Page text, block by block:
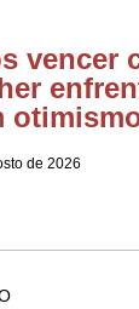
vencer
de 2026